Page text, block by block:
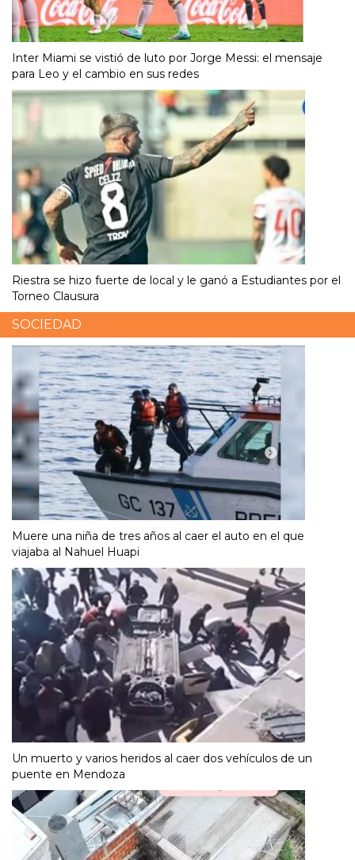
Inter Miami se vistió de luto por Jorge Messi: el mensaje
para Leo y el cambio en sus redes
Riestra se hizo fuerte de local y le ganó a Estudiantes por el
Torneo Clausura
SOCIEDAD
Muere una niña de tres años al caer el auto en el que
viajaba al Nahuel Huapi
Un muerto y varios heridos al caer dos vehículos de un
puente en Mendoza